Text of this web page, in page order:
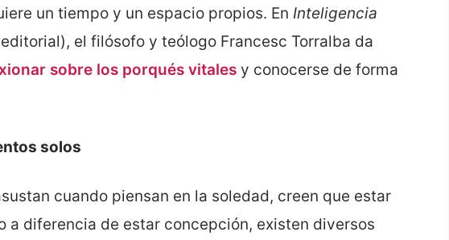
un tiempo y un espacio propios. En Inteligencia
el filósofo y teólogo Francesc Torralba da
sobre los porqués vitales y conocerse de forma
solos
cuando piensan en la soledad, creen que estar
a diferencia de estar concepción, existen diversos